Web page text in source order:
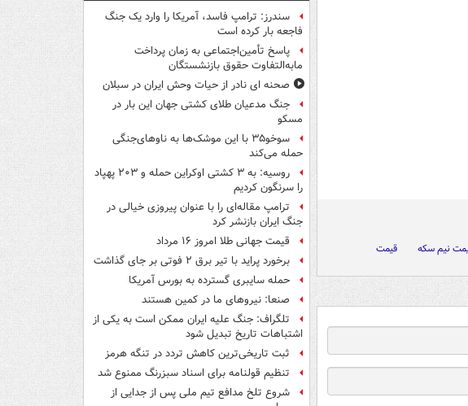
نیم سکه قیمت
سندرز: ترامپ فاسد، آمریکا را وارد یک جنگ
فاجعه بار کرده است
پاسخ تأمین‌اجتماعی به زمان پرداخت
مابه‌التفاوت حقوق بازنشستگان
صحنه ای نادر از حیات وحش ایران در سبلان
جنگ مدعیان طلای کشتی جهان این بار در
مسکو
سوخو۳۵ با این موشک‌ها به ناوهای‌جنگی
حمله می‌کند
روسیه: به ۳ کشتی اوکراین حمله و ۲۰۳ پهپاد
را سرنگون کردیم
ترامپ مقاله‌ای را با عنوان پیروزی خیالی در
جنگ ایران بازنشر کرد
قیمت جهانی طلا امروز ۱۶ مرداد
برخورد پراید با تیر برق ۲ فوتی بر جای گذاشت
حمله سایبری گسترده به بورس آمریکا
صنعا: نیروهای ما در کمین‌ هستند
تلگراف: جنگ علیه ایران ممکن است به یکی از
اشتباهات تاریخ تبدیل شود
ثبت تاریخی‌ترین کاهش تردد در تنگه هرمز
تنظیم قولنامه برای اسناد سبزرنگ ممنوع شد
شروع تلخ مدافع تیم ملی پس از جدایی از